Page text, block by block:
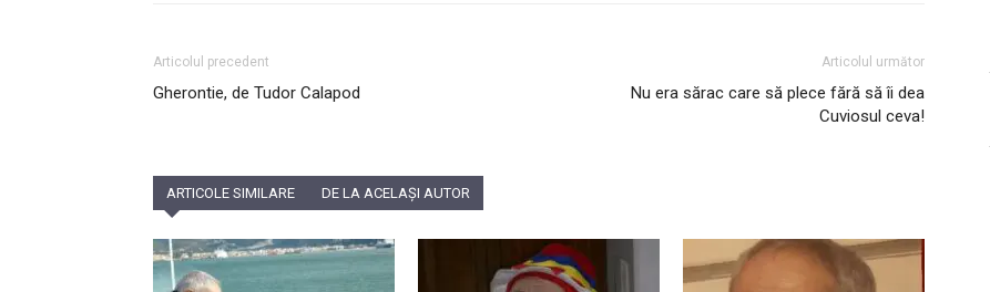
Articolul precedent
Gherontie, de Tudor Calapod
Articolul următor
Nu era sărac care să plece fără să îi dea
Cuviosul ceva!
ARTICOLE SIMILARE DE LA ACELAȘI AUTOR